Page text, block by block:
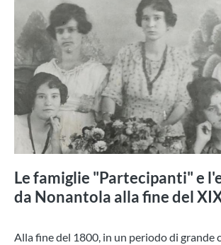
Le famiglie "Partecipanti" e
da Nonantola alla fine del
Alla fine del 1800, in un periodo di grande